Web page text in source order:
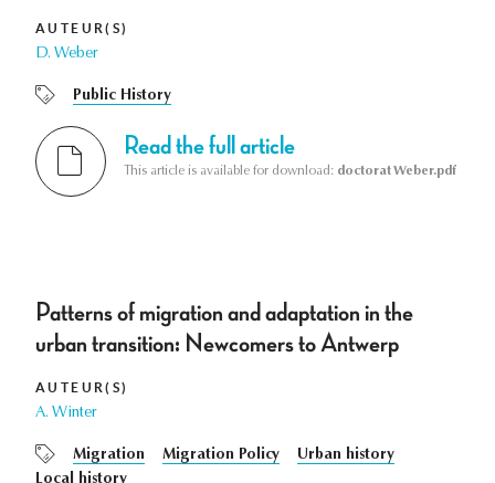
AUTEUR(S)
D. Weber
Public History
Read the full article
This article is available for download: doctorat Weber.pdf
Patterns of migration and adaptation in the
urban transition: Newcomers to Antwerp
AUTEUR(S)
A. Winter
Migration Migration Policy
Urban history
Local history